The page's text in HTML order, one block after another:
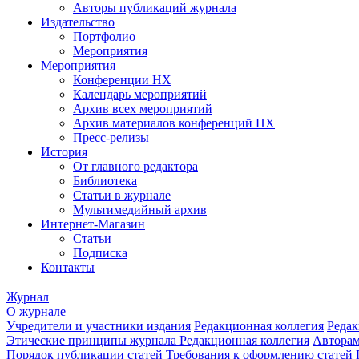
Авторы публикаций журнала
Издательство
Портфолио
Мероприятия
Мероприятия
Конференции НХ
Календарь мероприятий
Архив всех мероприятий
Архив материалов конференций НХ
Пресс-релизы
История
От главного редактора
Библиотека
Статьи в журнале
Мультимедийный архив
Интернет-Магазин
Статьи
Подписка
Контакты
Журнал
О журнале
Учредители и участники издания Редакционная коллегия
Этические принципы журнала Редакционная коллегия
Порядок публикации статей Требования к оформлению статей